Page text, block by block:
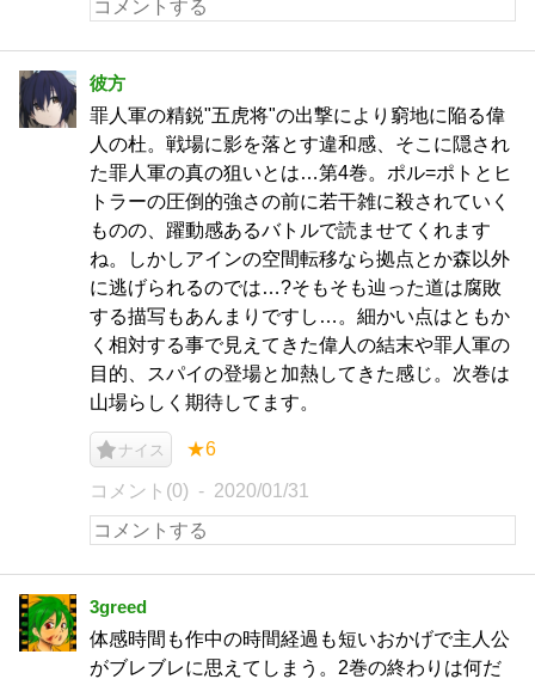
彼方
罪人軍の精鋭"五虎将"の出撃により窮地に陥る偉
人の杜。戦場に影を落とす違和感、そこに隠され
た罪人軍の真の狙いとは…第4巻。ポル=ポトとヒ
トラーの圧倒的強さの前に若干雑に殺されていく
ものの、躍動感あるバトルで読ませてくれます
ね。しかしアインの空間転移なら拠点とか森以外
に逃げられるのでは…?そもそも辿った道は腐敗
する描写もあんまりですし…。細かい点はともか
く相対する事で見えてきた偉人の結末や罪人軍の
目的、スパイの登場と加熱してきた感じ。次巻は
山場らしく期待してます。
ナイス ★6
コメント(0) 2020/01/31
3greed
体感時間も作中の時間経過も短いおかげで主人公
がブレブレに思えてしまう。2巻の終わりは何だ